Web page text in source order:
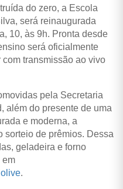
do zero, a Escola
será reinaugurada
10, às 9h. Pronta desde
será oficialmente
transmissão ao vivo
pela Secretaria
além do presente de uma
e moderna, a
sorteio de prêmios. Dessa
geladeira e forno
em
.